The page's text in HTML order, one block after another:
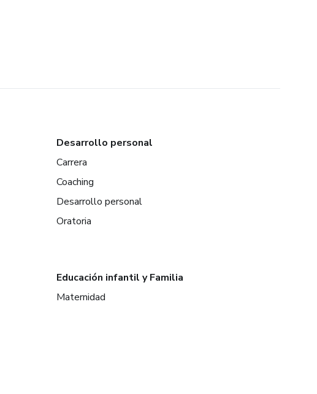
Desarrollo personal
Carrera
Coaching
Desarrollo personal
Oratoria
Educación infantil y Familia
Maternidad